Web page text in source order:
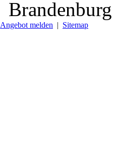
Angebot melden | Sitemap